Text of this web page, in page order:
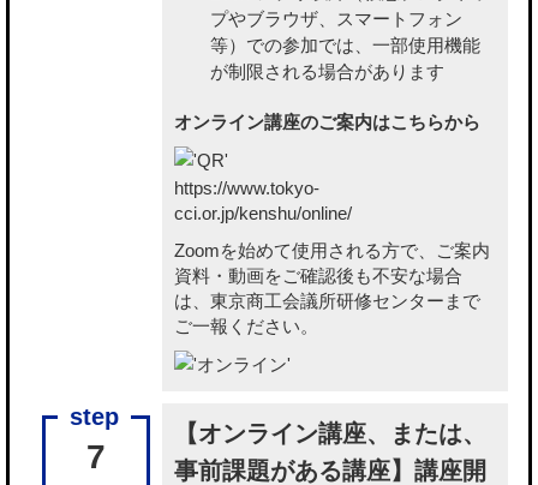
プやブラウザ、スマートフォン
等）での参加では、一部使用機能
が制限される場合があります
オンライン講座のご案内はこちらから
https://www.tokyo-
cci.or.jp/kenshu/online/
Zoomを始めて使用される方で、ご案内
資料・動画をご確認後も不安な場合
は、東京商工会議所研修センターまで
ご一報ください。
7
【オンライン講座、または、
事前課題がある講座】講座開